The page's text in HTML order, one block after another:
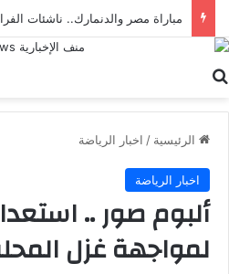
الرئيسية / اخبار الرياضة
اخبار الرياضة
ألبوم صور ..
لمواجهة غزل